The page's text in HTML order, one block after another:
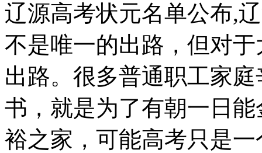
辽源高考状元名单公布,
不是唯一的出路，但对
出路。很多普通职工家
书，就是为了有朝一日
裕之家，可能高考只是